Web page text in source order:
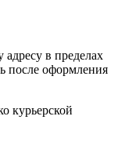
в пределах
после оформления
курьерской